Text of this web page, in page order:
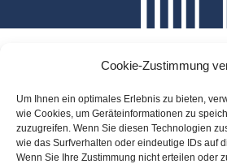
Cookie-Zustimmung
Um Ihnen ein optimales Erlebnis zu bieten,
wie Cookies, um Geräteinformationen zu
zuzugreifen. Wenn Sie diesen Technologien
wie das Surfverhalten oder eindeutige IDs auf
Wenn Sie Ihre Zustimmung nicht erteilen oder